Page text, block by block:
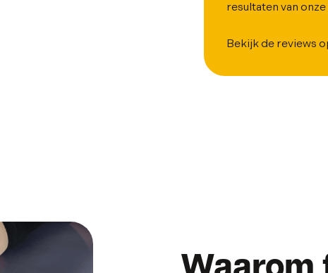
resultaten van
Bekijk de reviews